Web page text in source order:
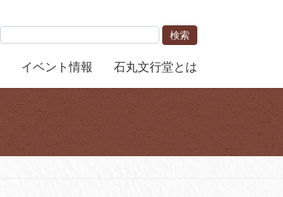
イベント情報 石丸文行堂とは